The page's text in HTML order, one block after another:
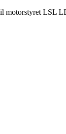
motorstyret